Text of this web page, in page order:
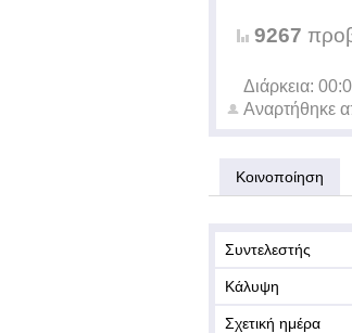
9267
Διάρκεια:
Αναρτήθηκε
Κοινοποίηση
Συντελεστής
Κάλυψη
Σχετική ημέρα